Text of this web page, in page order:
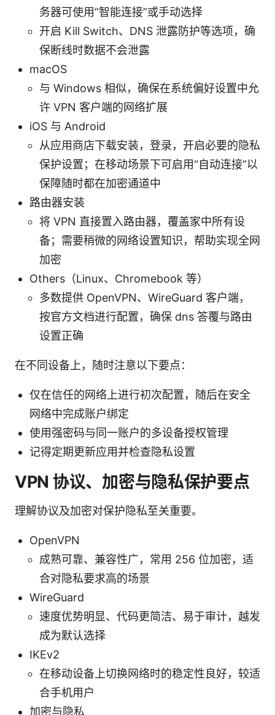
务器可使用“智能连接”或手动选择
开启 Kill Switch、DNS 泄露防护等选项，确
保断线时数据不会泄露
macOS
与 Windows 相似，确保在系统偏好设置中允
许 VPN 客户端的网络扩展
iOS 与 Android
从应用商店下载安装，登录，开启必要的隐私
保护设置；在移动场景下可启用“自动连接”以
保障随时都在加密通道中
路由器安装
将 VPN 直接置入路由器，覆盖家中所有设
备；需要稍微的网络设置知识，帮助实现全网
加密
Others（Linux、Chromebook 等）
多数提供 OpenVPN、WireGuard 客户端，
按官方文档进行配置，确保 dns 答覆与路由
设置正确
在不同设备上，随时注意以下要点：
仅在信任的网络上进行初次配置，随后在安全
网络中完成账户绑定
使用强密码与同一账户的多设备授权管理
记得定期更新应用并检查隐私设置
VPN 协议、加密与隐私保护要点
理解协议及加密对保护隐私至关重要。
OpenVPN
成熟可靠、兼容性广，常用 256 位加密，适
合对隐私要求高的场景
WireGuard
速度优势明显、代码更简洁、易于审计，越发
成为默认选择
IKEv2
在移动设备上切换网络时的稳定性良好，较适
合手机用户
加密与隐私